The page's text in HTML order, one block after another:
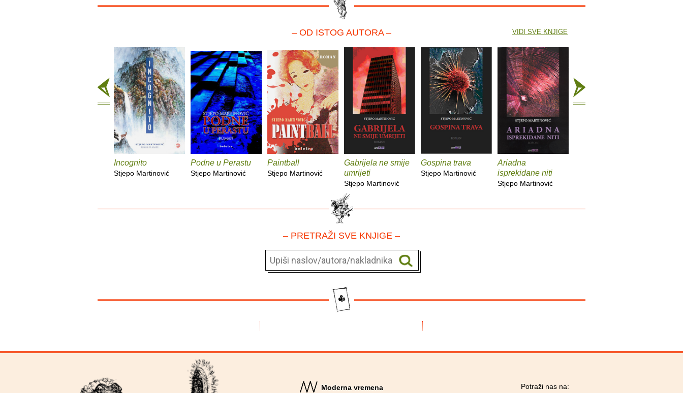
– OD ISTOG AUTORA –
Incognito
Stjepo Martinović
Podne u Perastu
Stjepo Martinović
Paintball
Stjepo Martinović
Gabrijela ne smije
umrijeti
Stjepo Martinović
Gospina trava
Stjepo Martinović
Ariadna
isprekidane niti
Stjepo Martinović
VIDI SVE KNJIGE
– PRETRAŽI SVE KNJIGE –
Moderna vremena Potraži nas na: